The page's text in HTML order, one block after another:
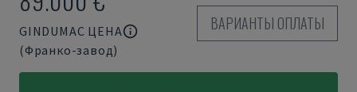
GINDUMAC ЦЕНА
(Франко-завод)
ВАРИАНТЫ ОПЛАТЫ